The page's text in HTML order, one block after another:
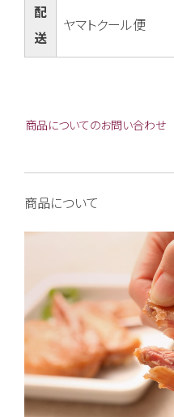
配
送
ヤマトクール便
商品についてのお問い合わせ
商品について